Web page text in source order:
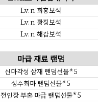
Lv.n 화홍보석
Lv.n 황징보석
Lv.n 해감보석
마급 재료 랜덤
신마각성 삼재 랜덤선물*5
성수화마 랜덤선물*5
전인장 부혼 마급 랜덤선물*5